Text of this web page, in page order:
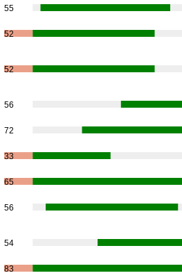
55
52
52
56
72
33
65
56
54
83